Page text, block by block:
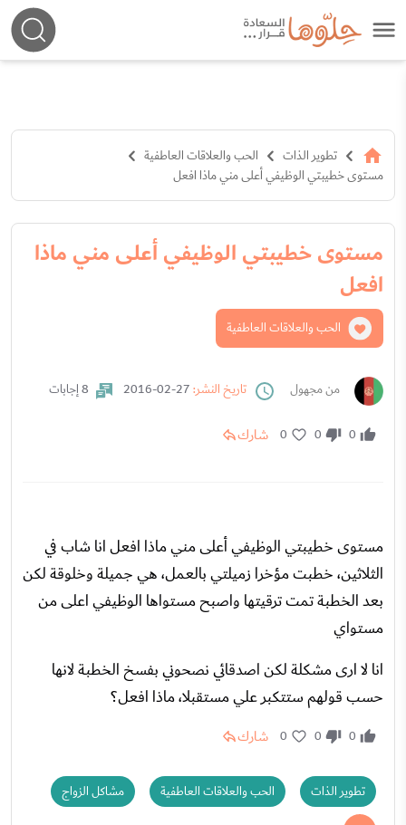
تطوير الذات
الحب والعلاقات العاطفية
مستوى خطيبتي الوظيفي أعلى مني ماذا افعل
مستوى خطيبتي الوظيفي أعلى مني ماذا
افعل
الحب والعلاقات العاطفية
من مجهول تاريخ النشر: 8 إجابات
0
0
0 شارك
مستوى خطيبتي الوظيفي أعلى مني ماذا افعل انا شاب في
الثلاثين، خطبت مؤخرا زميلتي بالعمل، هي جميلة وخلوقة لكن
بعد الخطبة تمت ترقيتها واصبح مستواها الوظيفي اعلى من
مستواي
انا لا ارى مشكلة لكن اصدقائي نصحوني بفسخ الخطبة لانها
حسب قولهم ستتكبر علي مستقبلا، ماذا افعل؟
0
0
0 شارك
تطوير الذات الحب والعلاقات العاطفية مشاكل الزواج